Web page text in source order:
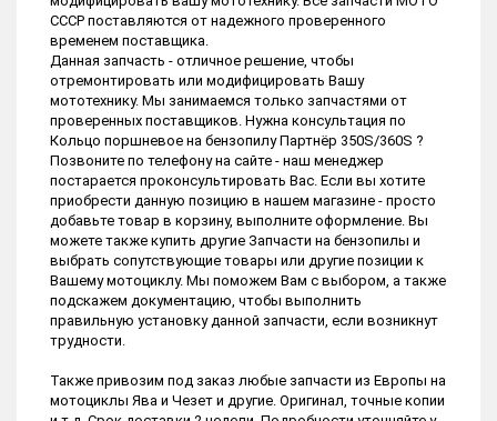
СССР поставляются от надежного проверенного
временем поставщика.
Данная запчасть - отличное решение, чтобы
отремонтировать или модифицировать Вашу
мототехнику. Мы занимаемся только запчастями от
проверенных поставщиков. Нужна консультация по
Кольцо поршневое на бензопилу Партнёр 350S/360S ?
Позвоните по телефону на сайте - наш менеджер
постарается проконсультировать Вас. Если вы хотите
приобрести данную позицию в нашем магазине - просто
добавьте товар в корзину, выполните оформление. Вы
можете также купить другие Запчасти на бензопилы и
выбрать сопутствующие товары или другие позиции к
Вашему мотоциклу. Мы поможем Вам с выбором, а также
подскажем документацию, чтобы выполнить
правильную установку данной запчасти, если возникнут
трудности.
Также привозим под заказ любые запчасти из Европы на
мотоциклы Ява и Чезет и другие. Оригинал, точные копии